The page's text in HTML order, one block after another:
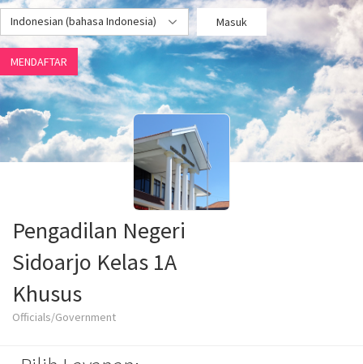
Indonesian (bahasa Indonesia) Masuk
MENDAFTAR
Pengadilan Negeri
Sidoarjo Kelas 1A
Khusus
Officials/Government